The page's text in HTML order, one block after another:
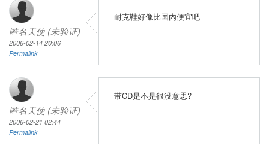
匿名天使 (未验证)
2006-02-14 20:06
Permalink
耐克鞋好像比国内便宜吧
匿名天使 (未验证)
2006-02-21 02:44
Permalink
带CD是不是很没意思?